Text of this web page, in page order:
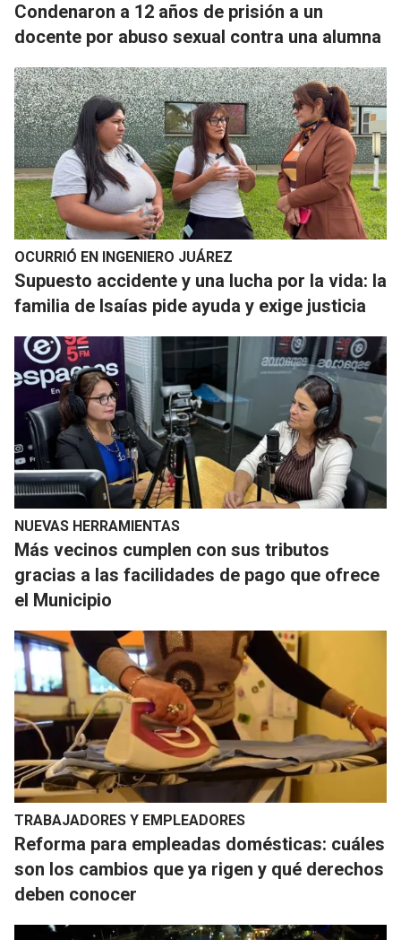
Condenaron a 12 años de prisión a un
docente por abuso sexual contra una alumna
OCURRIÓ EN INGENIERO JUÁREZ
Supuesto accidente y una lucha por la vida: la
familia de Isaías pide ayuda y exige justicia
NUEVAS HERRAMIENTAS
Más vecinos cumplen con sus tributos
gracias a las facilidades de pago que ofrece
el Municipio
TRABAJADORES Y EMPLEADORES
Reforma para empleadas domésticas: cuáles
son los cambios que ya rigen y qué derechos
deben conocer